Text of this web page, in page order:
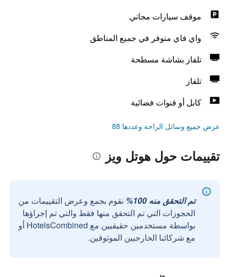
موقف سيارات مجاني
واي فاي متوفر في جميع المناطق
تلفاز بشاشة مسطحة
تلفاز
كابل أو قنوات فضائية
عرض جميع وسائل الراحة وعددها 88
تقييمات حول هوتل ويز
تم التحقق منه 100%
نقوم بجمع وعرض التقييمات من
الحجوزات التي تم التحقق منها فقط والتي تم إجراؤها
بواسطة مستخدمين حقيقيين مع HotelsCombined أو
مع شركائنا الخارجيين الموثوقين.